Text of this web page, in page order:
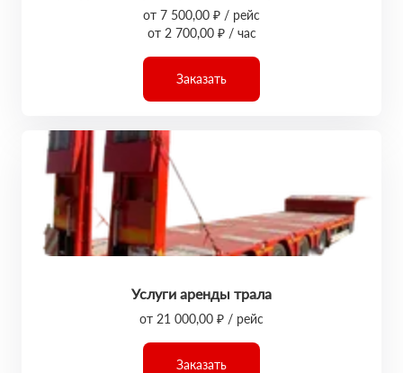
от 7 500,00 ₽ / рейс
от 2 700,00 ₽ / час
Заказать
Услуги аренды трала
от 21 000,00 ₽ / рейс
Заказать